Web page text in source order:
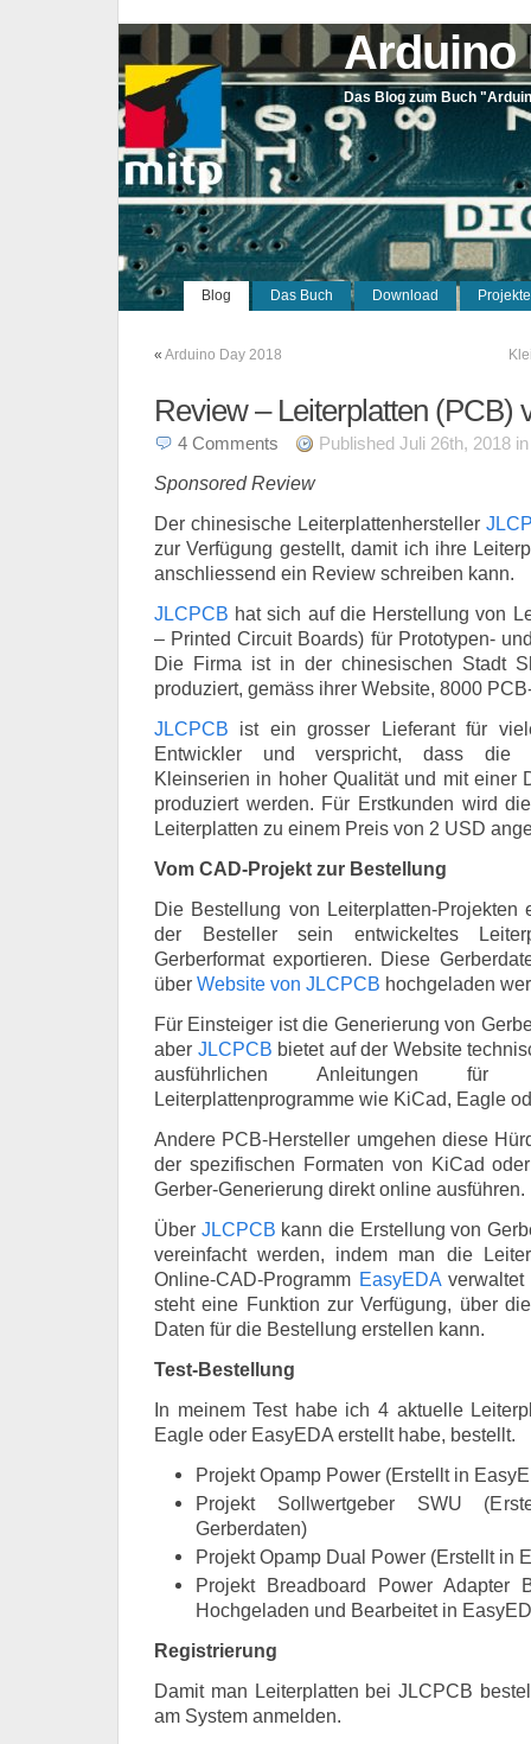
Arduino
Das Blog zum Buch
Blog Das Buch Download Projekte
« Arduino Day 2018
Review – Leiterplatten (PCB)
4 Comments Published Juli 26th, 2018 in
Sponsored Review
Der chinesische Leiterplattenhersteller
zur Verfügung gestellt, damit ich ihre
anschliessend ein Review schreiben kann.
JLCPCB hat sich auf die Herstellung von
– Printed Circuit Boards) für Prototypen-
Die Firma ist in der chinesischen Stadt
produziert, gemäss ihrer Website, 8000
JLCPCB ist ein grosser Lieferant für
Entwickler und verspricht, dass die
Kleinserien in hoher Qualität und mit einer
produziert werden. Für Erstkunden wird
Leiterplatten zu einem Preis von 2 USD
Vom CAD-Projekt zur Bestellung
Die Bestellung von Leiterplatten-Projekten
der Besteller sein entwickeltes
Gerberformat exportieren. Diese
über Website von JLCPCB hochgeladen
Für Einsteiger ist die Generierung von
aber JLCPCB bietet auf der Website
ausführlichen Anleitungen für
Leiterplattenprogramme wie KiCad, Eagle
Andere PCB-Hersteller umgehen diese
der spezifischen Formaten von KiCad
Gerber-Generierung direkt online ausführen.
Über JLCPCB kann die Erstellung von
vereinfacht werden, indem man die
Online-CAD-Programm EasyEDAverwaltet
steht eine Funktion zur Verfügung, über
Daten für die Bestellung erstellen kann.
Test-Bestellung
In meinem Test habe ich 4 aktuelle
Eagle oder EasyEDA erstellt habe, bestellt.
Projekt Opamp Power (Erstellt in
Projekt Sollwertgeber SWU
Gerberdaten)
Projekt Opamp Dual Power (Erstellt in
Projekt Breadboard Power Adapter
Hochgeladen und Bearbeitet in
Registrierung
Damit man Leiterplatten bei JLCPCB
am System anmelden.